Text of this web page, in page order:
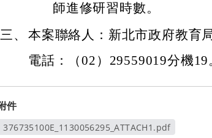
師進修研習時數。
三、 本案聯絡人：新北市政府教育
電話：（02）29559019分機19
件
376735100E_1130056295_ATTACH1.pdf